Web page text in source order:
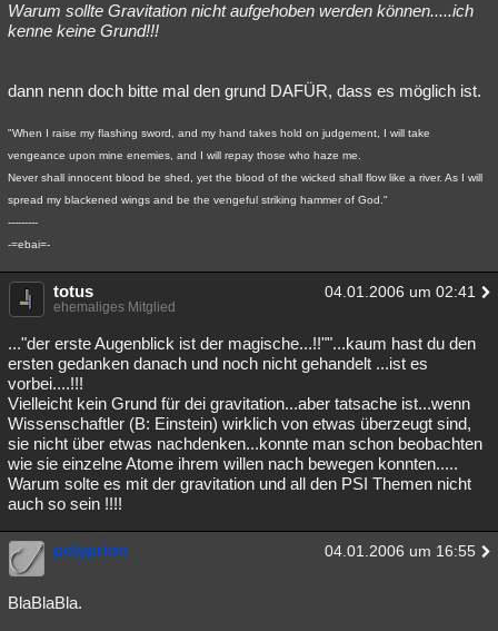
Warum sollte Gravitation nicht aufgehoben werden können.....ich
kenne keine Grund!!!
dann nenn doch bitte mal den grund DAFÜR, dass es möglich ist.
"When I raise my flashing sword, and my hand takes hold on judgement, I will take
vengeance upon mine enemies, and I will repay those who haze me.
Never shall innocent blood be shed, yet the blood of the wicked shall flow like a river. As I will
spread my blackened wings and be the vengeful striking hammer of God."
---------
-=ebai=-
totus 04.01.2006 um 02:41
ehemaliges Mitglied
..."der erste Augenblick ist der magische...!!""...kaum hast du den
ersten gedanken danach und noch nicht gehandelt ...ist es
vorbei....!!!
Vielleicht kein Grund für dei gravitation...aber tatsache ist...wenn
Wissenschaftler (B: Einstein) wirklich von etwas überzeugt sind,
sie nicht über etwas nachdenken...konnte man schon beobachten
wie sie einzelne Atome ihrem willen nach bewegen konnten.....
Warum solte es mit der gravitation und all den PSI Themen nicht
auch so sein !!!!
polyprion 04.01.2006 um 16:55
BlaBlaBla.